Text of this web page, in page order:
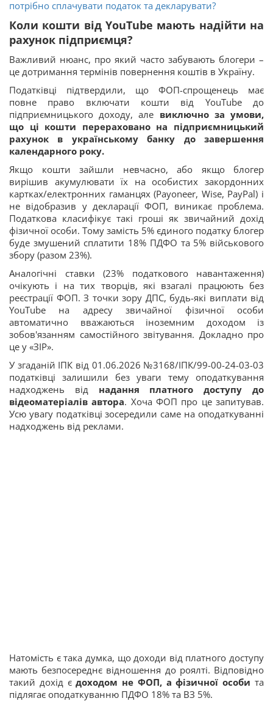
потрібно сплачувати податок та декларувати?
Коли кошти від YouTube мають надійти на
рахунок підприємця?
Важливий нюанс, про який часто забувають блогери –
це дотримання термінів повернення коштів в Україну.
Податківці підтвердили, що ФОП-спрощенець має
повне право включати кошти від YouTube до
підприємницького доходу, але виключно за умови,
що ці кошти перераховано на підприємницький
рахунок в українському банку до завершення
календарного року.
Якщо кошти зайшли невчасно, або якщо блогер
вирішив акумулювати їх на особистих закордонних
картках/електронних гаманцях (Payoneer, Wise, PayPal) і
не відобразив у декларації ФОП, виникає проблема.
Податкова класифікує такі гроші як звичайний дохід
фізичної особи. Тому замість 5% єдиного податку блогер
буде змушений сплатити 18% ПДФО та 5% військового
збору (разом 23%).
Аналогічні ставки (23% податкового навантаження)
очікують і на тих творців, які взагалі працюють без
реєстрації ФОП. З точки зору ДПС, будь-які виплати від
YouTube на адресу звичайної фізичної особи
автоматично вважаються іноземним доходом із
зобов'язанням самостійного звітування. Докладно про
це у «ЗІР».
У згаданій ІПК від 01.06.2026 №3168/ІПК/99-00-24-03-03
податківці залишили без уваги тему оподаткування
надходжень від надання платного доступу
до
відеоматеріалів автора. Хоча ФОП про це запитував.
Усю увагу податківці зосередили саме на оподаткуванні
надходжень від реклами.
Натомість є така думка, що доходи від платного доступу
мають безпосереднє відношення до роялті. Відповідно
такий дохід єдоходом не ФОП, а фізичної особи та
підлягає оподаткуванню ПДФО 18% та ВЗ 5%.